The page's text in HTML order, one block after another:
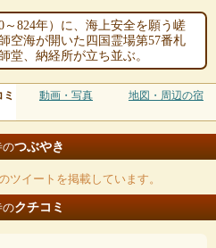
824年）に、海上安全を願う嵯
空海が開いた四国霊場第57番札
堂、納経所が立ち並ぶ。
動画・写真 地図・周辺の宿
のつぶやき
ツイートを掲載しています。
のクチコミ